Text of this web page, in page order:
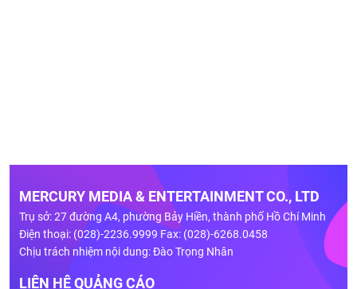
MERCURY MEDIA & ENTERTAINMENT CO., LTD
Trụ sở: 27 đường A4, phường Bảy Hiền, thành phố Hồ Chí Minh
Điện thoại: (028)-2236.9999 Fax: (028)-6268.0458
Chịu trách nhiệm nội dung: Đào Trọng Nhân
LIÊN HỆ QUẢNG CÁO